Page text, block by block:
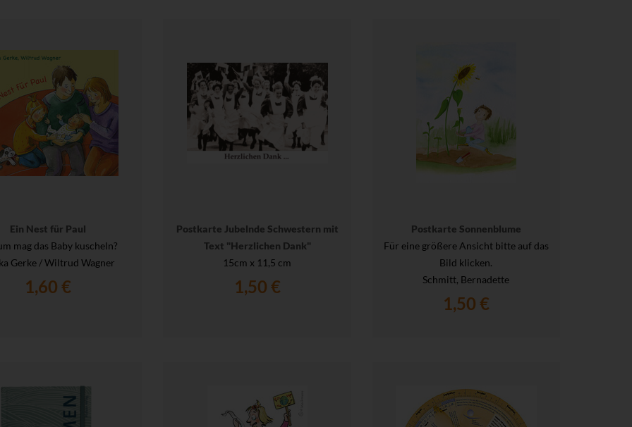
Ein Nest für Paul
mag das Baby kuscheln?
Gerke / Wiltrud Wagner
1,60 €
Postkarte Jubelnde Schwestern mit
Text "Herzlichen Dank"
15cm x 11,5 cm
1,50 €
Postkarte Sonnenblume
Für eine größere Ansicht bitte auf das
Bild klicken.
Schmitt, Bernadette
1,50 €